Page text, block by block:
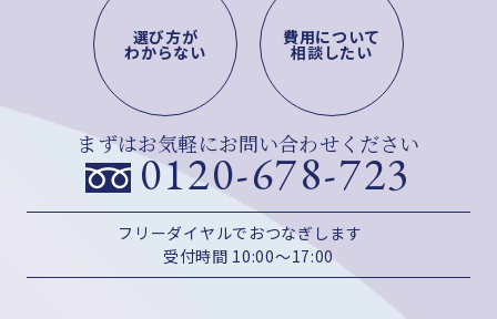
選び方が
わからない
まずはお気軽にお問い合わせください
0120-678-723
フリーダイヤルでおつなぎします
受付時間 10:00～17:00
費用について
相談したい